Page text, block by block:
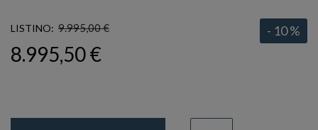
LISTINO: 9.995,00 € - 10 %
8.995,50 €